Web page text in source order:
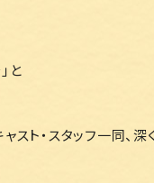
と
ト・スタッフ一同、深